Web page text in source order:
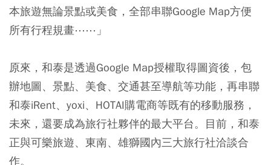
本旅遊無論景點或美食，全部串聯Google Map方便
所有行程規畫⋯⋯」
原來，和泰是透過Google Map授權取得圖資後，包
辦地圖、景點、美食、交通甚至導航等功能，再串聯
和泰iRent、yoxi、HOTAI購電商等既有的移動服務，
未來，還要成為旅行社夥伴的最大平台。目前，和泰
正與可樂旅遊、東南、雄獅國內三大旅行社洽談合
作。